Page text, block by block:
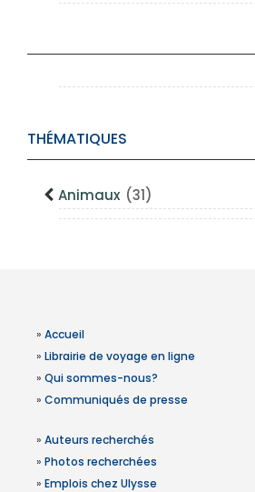
THÉMATIQUES
Animaux (31)
» Accueil
» Librairie de voyage en ligne
» Qui sommes-nous?
» Communiqués de presse
» Auteurs recherchés
» Photos recherchées
» Emplois chez Ulysse